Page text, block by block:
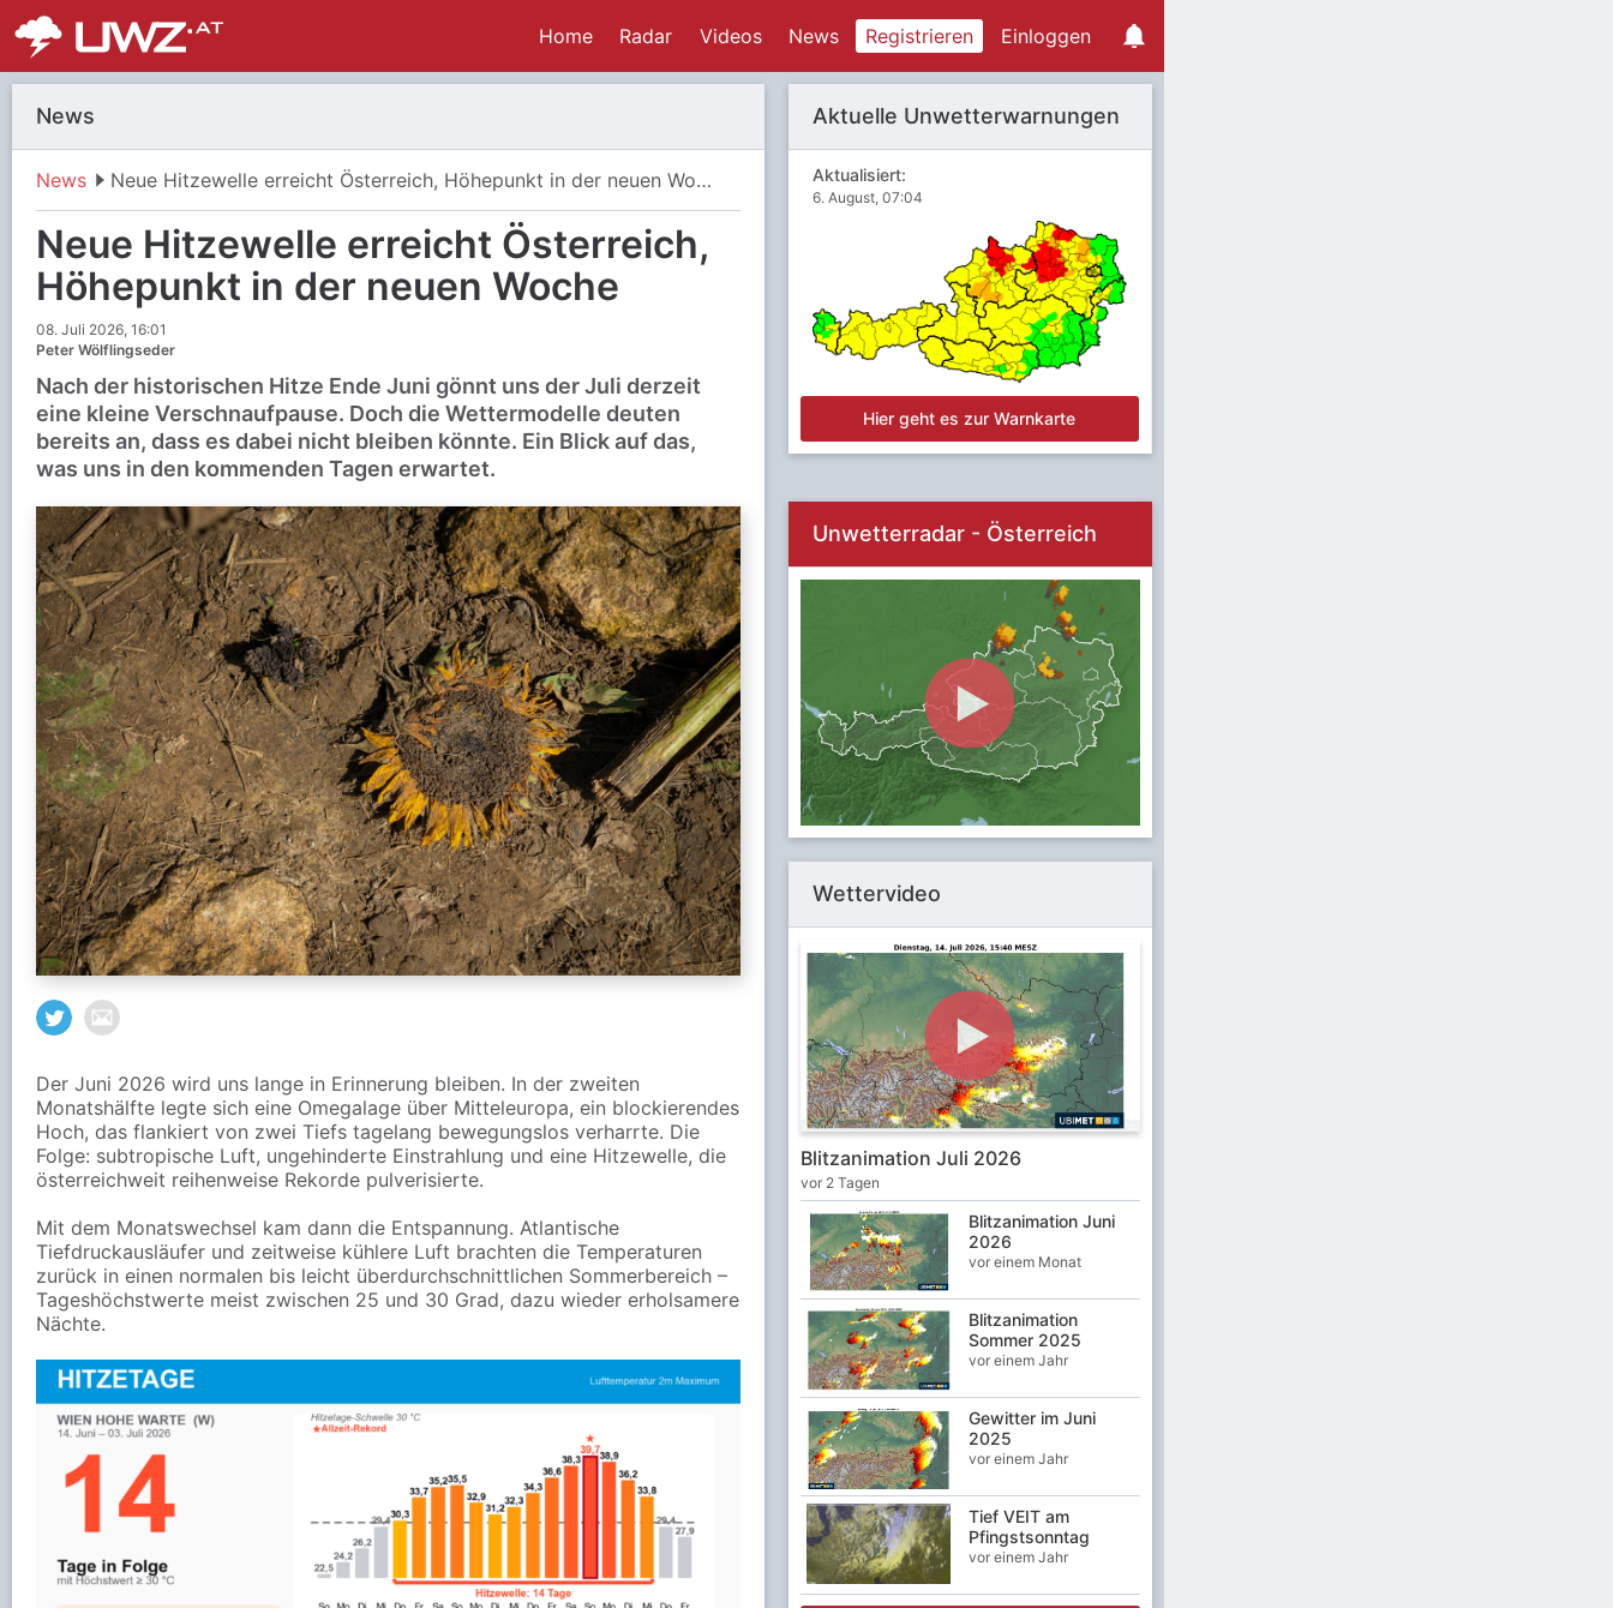
Home Radar Videos News Registrieren Einloggen
News
News Neue Hitzewelle erreicht Österreich, Höhepunkt in der neuen Woche
Neue Hitzewelle erreicht Österreich,
Höhepunkt in der neuen Woche
08. Juli 2026, 16:01
Peter Wölflingseder
Nach der historischen Hitze Ende Juni gönnt uns der Juli derzeit
eine kleine Verschnaufpause. Doch die Wettermodelle deuten
bereits an, dass es dabei nicht bleiben könnte. Ein Blick auf das,
was uns in den kommenden Tagen erwartet.
Der Juni 2026 wird uns lange in Erinnerung bleiben. In der zweiten
Monatshälfte legte sich eine Omegalage über Mitteleuropa, ein blockierendes
Hoch, das flankiert von zwei Tiefs tagelang bewegungslos verharrte. Die
Folge: subtropische Luft, ungehinderte Einstrahlung und eine Hitzewelle, die
österreichweit reihenweise Rekorde pulverisierte.
Mit dem Monatswechsel kam dann die Entspannung. Atlantische
Tiefdruckausläufer und zeitweise kühlere Luft brachten die Temperaturen
zurück in einen normalen bis leicht überdurchschnittlichen Sommerbereich –
Tageshöchstwerte meist zwischen 25 und 30 Grad, dazu wieder erholsamere
Nächte.
Aktuelle Unwetterwarnungen
Aktualisiert:
6. August, 07:04
Hier geht es zur Warnkarte
Unwetterradar - Österreich
Wettervideo
Blitzanimation Juli 2026
vor 2 Tagen
Blitzanimation Juni
2026
vor einem Monat
Blitzanimation
Sommer 2025
vor einem Jahr
Gewitter im Juni
2025
vor einem Jahr
Tief VEIT am
Pfingstsonntag
vor einem Jahr